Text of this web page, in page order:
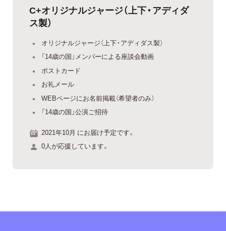
C+オリジナルジャージ（上下・アディダ
ス製）
オリジナルジャージ（上下・アディダス製）
「14歳の国」メンバーによる座談会動画
ポストカード
お礼メール
WEBページにお名前掲載（希望者のみ）
「14歳の国」公演ご招待
2021年10月 にお届け予定です。
0人が応援しています。